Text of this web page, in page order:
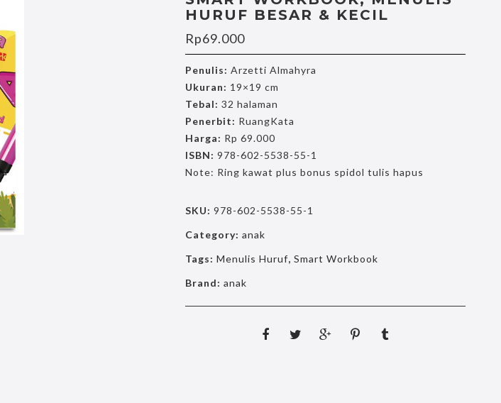
HURUF BESAR & KECIL
Rp69.000
Penulis: Arzetti Almahyra
Ukuran: 19×19 cm
Tebal: 32 halaman
Penerbit: RuangKata
Harga: Rp 69.000
ISBN: 978-602-5538-55-1
Note: Ring kawat plus bonus spidol tulis hapus
SKU:978-602-5538-55-1
Category:anak
Tags:Menulis Huruf,Smart Workbook
Brand:anak